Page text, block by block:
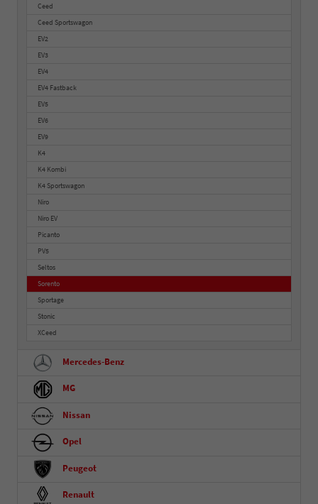
Ceed
Ceed Sportswagon
EV2
EV3
EV4
EV4 Fastback
EV5
EV6
EV9
K4
K4 Kombi
K4 Sportswagon
Niro
Niro EV
Picanto
PV5
Seltos
Sorento
Sportage
Stonic
XCeed
Mercedes-Benz
MG
Nissan
Opel
Peugeot
Renault